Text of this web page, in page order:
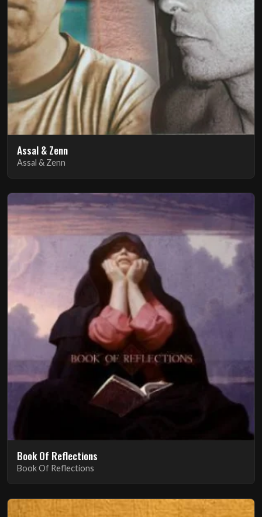
Assal & Zenn
Assal & Zenn
Book Of Reflections
Book Of Reflections